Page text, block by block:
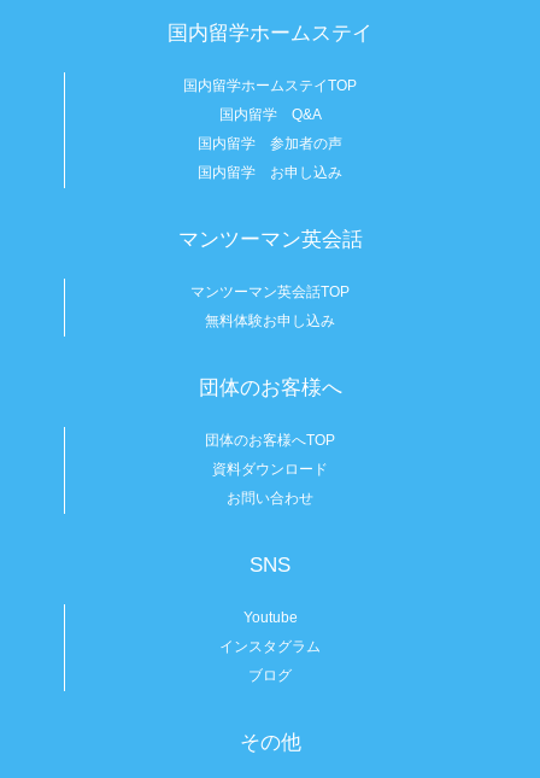
国内留学ホームステイ
国内留学ホームステイTOP
国内留学 Q&A
国内留学 参加者の声
国内留学 お申し込み
マンツーマン英会話
マンツーマン英会話TOP
無料体験お申し込み
団体のお客様へ
団体のお客様へTOP
資料ダウンロード
お問い合わせ
SNS
Youtube
インスタグラム
ブログ
その他